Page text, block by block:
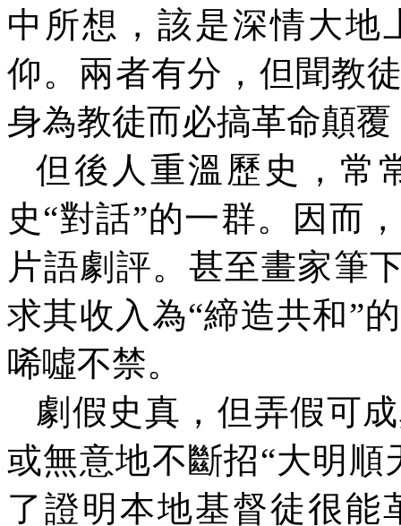
中所想，該是深情大地
仰。兩者有分，但聞教
身為教徒而必搞革命顛
但後人重溫歷史，常
史“對話”的一群。因而
片語劇評。甚至畫家筆
求其收入為“締造共和”
唏噓不禁。
劇假史真，但弄假可
或無意地不斷招“大明
了證明本地基督徒很能